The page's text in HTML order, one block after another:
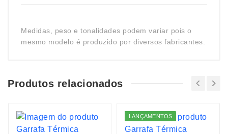
Medidas, peso e tonalidades podem variar pois o
mesmo modelo é produzido por diversos fabricantes.
Produtos relacionados
LANÇAMENTOS